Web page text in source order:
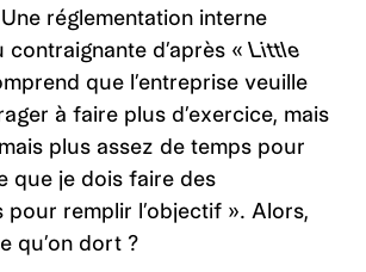
réglementation interne
contraignante d’après «Little
que l’entreprise veuille
à faire plus d’exercice, mais
plus assez de temps pour
que je dois faire des
pour remplir l’objectif ». Alors,
qu’on dort ?